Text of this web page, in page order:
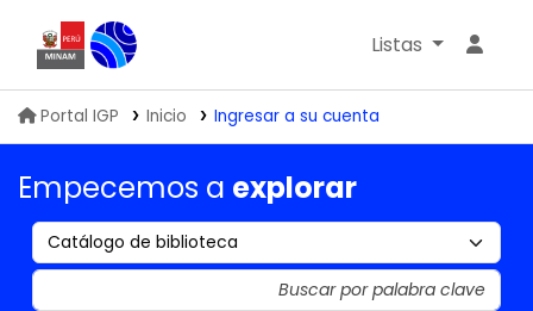
Biblioteca IGP
Listas
Portal IGP Inicio Ingresar a su cuenta
Empecemos a explorar